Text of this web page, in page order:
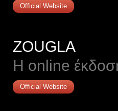
Official Website
ZOUGLA
Η online
Official Website